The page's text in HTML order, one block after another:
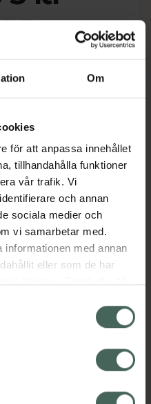
Om
för att anpassa innehållet
tillhandahålla funktioner
vår trafik. Vi
och annan
sociala medier och
vi samarbetar med.
med annan
eller som de har
samtycke påverkar inte
skett innan återkallelsen.
kr
recept
Dölj
innan